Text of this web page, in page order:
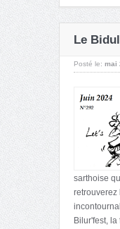
Le
Posté le: mai
sarthoise
retrouverez
Bilur'fest,